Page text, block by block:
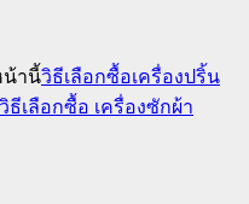
านี้วิธีเลือกซื้อเครื่องปริ้น
วิธีเลือกซื้อ เครื่องซักผ้า